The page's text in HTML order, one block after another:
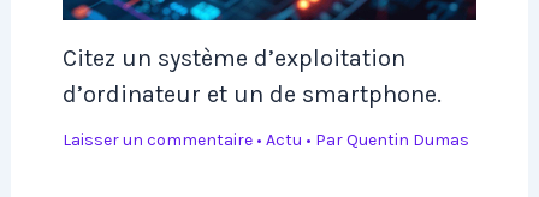
Citez un système d’exploitation
d’ordinateur et un de smartphone.
Laisser un commentaire • Actu • ParQuentin Dumas